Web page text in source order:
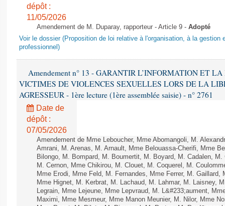
dépôt :
11/05/2026
Amendement de M. Duparay, rapporteur - Article 9 - Adopté
Voir le dossier (Proposition de loi relative à l'organisation, à la gestion
professionnel)
Amendement n° 13 - GARANTIR L’INFORMATION ET
VICTIMES DE VIOLENCES SEXUELLES LORS DE LA
AGRESSEUR - 1ère lecture (1ère assemblée saisie) - n° 2761
Date de
dépôt :
07/05/2026
Amendement de Mme Leboucher, Mme Abomangoli, M.
Amrani, M. Arenas, M. Arnault, Mme Belouassa-Cherifi, Mme
Bilongo, M. Bompard, M. Boumertit, M. Boyard, M. Cadalen,
M. Cernon, Mme Chikirou, M. Clouet, M. Coquerel, M.
Mme Erodi, Mme Feld, M. Fernandes, Mme Ferrer, M. Gaillard,
Mme Hignet, M. Kerbrat, M. Lachaud, M. Lahmar, M. Laisney,
Legrain, Mme Lejeune, Mme Lepvraud, M. L&#233;aument,
Maximi, Mme Mesmeur, Mme Manon Meunier, M. Nilor, Mme